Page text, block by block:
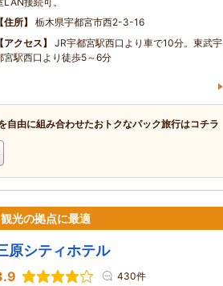
住所
栃木県宇都宮市西2-3-16
アクセス
JR宇都宮駅西口より車で10分。東武宇
宮駅西口より徒歩5～6分
自由に組み合わせたおトクなパック旅行はコチラ
光の拠点に最適
原シティホテル
430件